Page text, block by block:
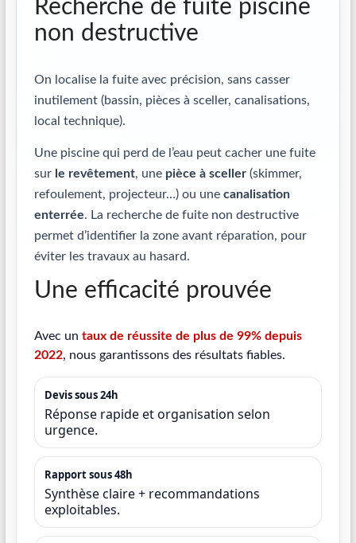
Recherche de fuite piscine
non destructive
On localise la fuite avec précision, sans casser
inutilement (bassin, pièces à sceller, canalisations,
local technique).
Une piscine qui perd de l’eau peut cacher une fuite
sur le revêtement, une pièce à sceller(skimmer,
refoulement, projecteur…) ou une canalisation
enterrée. La recherche de fuite non destructive
permet d’identifier la zone avant réparation, pour
éviter les travaux au hasard.
Une efficacité prouvée
Avec un taux de réussite de plus de 99% depuis
2022, nous garantissons des résultats fiables.
Devis sous 24h
Réponse rapide et organisation selon
urgence.
Rapport sous 48h
Synthèse claire + recommandations
exploitables.